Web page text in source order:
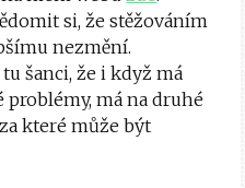
si, že stěžováním
nezmění.
šanci, že i když má
problémy, má na druhé
které může být